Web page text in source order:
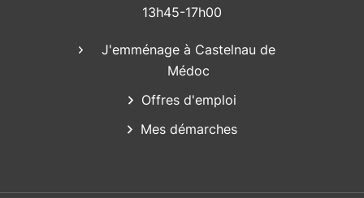
13h45-17h00
J'emménage à Castelnau de
Médoc
Offres d'emploi
Mes démarches